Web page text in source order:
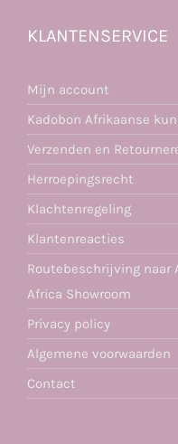
KLANTENSERVICE
Mijn account
Kadobon Afrikaanse
Verzenden en
Herroepingsrecht
Klachtenregeling
Klantenreacties
Routebeschrijving naar
Africa Showroom
Privacy policy
Algemene voorwaarden
Contact